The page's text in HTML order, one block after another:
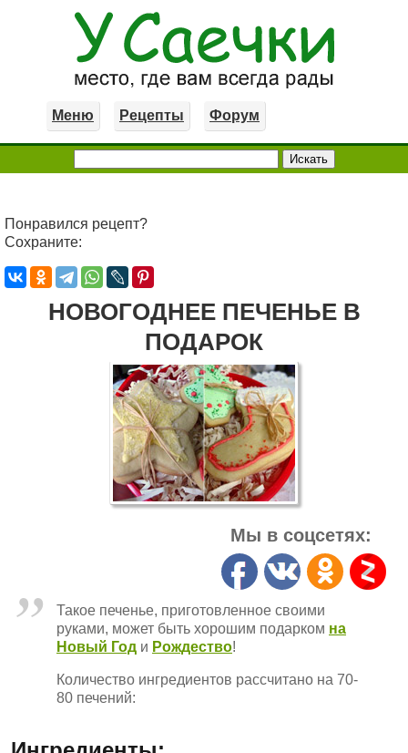
Меню Рецепты Форум
Понравился рецепт?
Сохраните:
НОВОГОДНЕЕ ПЕЧЕНЬЕ В
ПОДАРОК
Мы в соцсетях:
Такое печенье, приготовленное своими
руками, может быть хорошим подарком на
Новый Год и Рождество!
Количество ингредиентов рассчитано на 70-
80 печений: